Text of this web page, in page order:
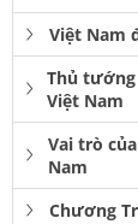
Việt Nam
Thủ tướng
Việt Nam
Vai trò
Nam
Chương